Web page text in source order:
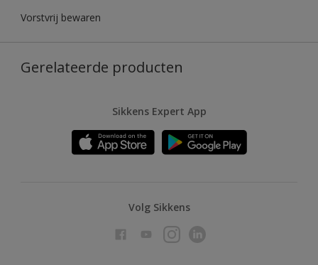
Vorstvrij bewaren
Gerelateerde producten
Sikkens Expert App
Volg Sikkens